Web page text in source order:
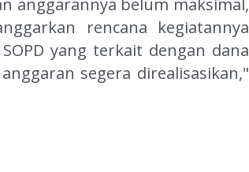
anggarannya belum maksimal,
rencana kegiatannya
yang terkait dengan dana
segera direalisasikan,"